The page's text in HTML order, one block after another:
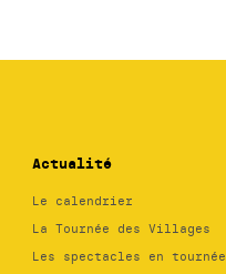
Actualité
Le calendrier
La Tournée des Villages
Les spectacles en tournée